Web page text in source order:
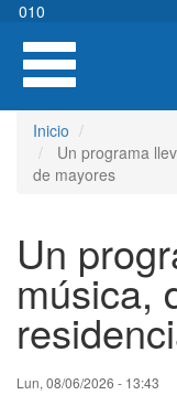
Pasar
contenido
principal
010
Toggle
navigation
Inicio
Un programa
de mayores
Un
música,
Lun, 08/06/2026 - 13:43